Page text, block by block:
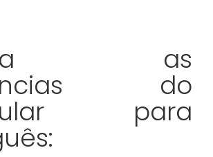
as
do
para